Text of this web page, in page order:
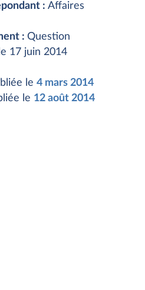
: Affaires
: Question
17 juin 2014
le 4 mars 2014
le 12 août 2014